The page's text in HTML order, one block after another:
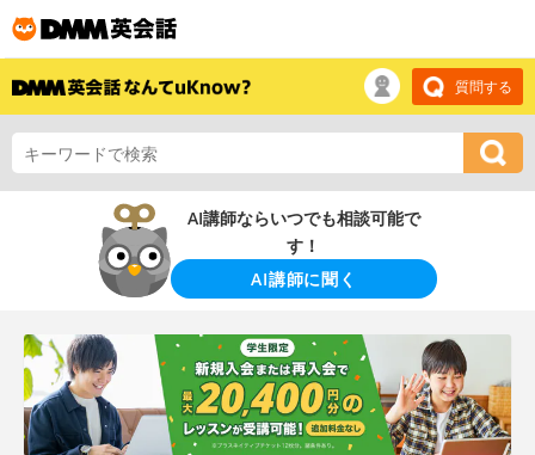
質問する
AI講師ならいつでも相談可能で
す！
AI講師に聞く